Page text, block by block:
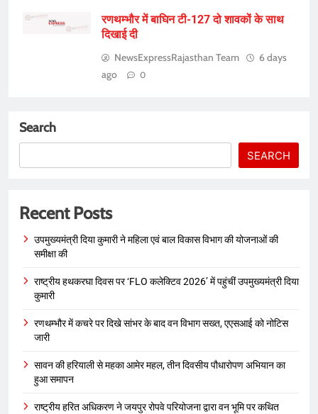
रणथम्भौर में बाघिन टी-127 दो शावकों के साथ
दिखाई दी
NewsExpressRajasthan Team
6 days
ago
0
Search
SEARCH
Recent Posts
उपमुख्यमंत्री दिया कुमारी ने महिला एवं बाल विकास विभाग की योजनाओं की
समीक्षा की
राष्ट्रीय हथकरघा दिवस पर ‘FLO कलेक्टिव 2026’ में पहुंचीं उपमुख्यमंत्री दिया
कुमारी
रणथम्भौर में कचरे पर दिखे सांभर के बाद वन विभाग सख्त, एएसआई को नोटिस
जारी
सावन की हरियाली से महका आमेर महल, तीन दिवसीय पौधारोपण अभियान का
हुआ समापन
राष्ट्रीय हरित अधिकरण ने जयपुर रोपवे परियोजना द्वारा वन भूमि पर कथित